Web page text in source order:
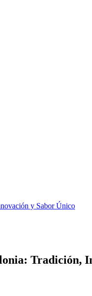
y Sabor Único
Tradición,